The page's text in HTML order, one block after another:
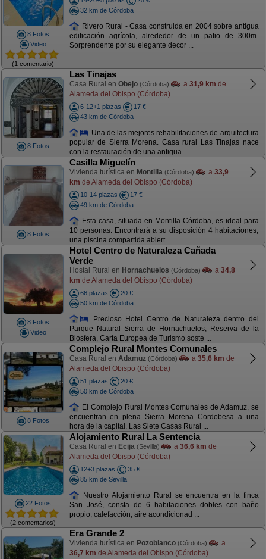
8 Fotos
Video
(1 comentario)
32 km de Córdoba
Rivero Rural - Casa construida en 2004 sobre antigua
edificación agrícola, alrededor de un patio de 300m.
Sorprendente por su elegante decor ...
8 Fotos
Las Tinajas
Casa Rural en Obejo (Córdoba) a 31,9 km de
Alameda del Obispo (Córdoba)
6-12+1 plazas
17 €
43 km de Córdoba
Una de las mejores rehabilitaciones de arquitectura
popular de Sierra Morena. Casa rural Las Tinajas nace
con la restauración de una antigua ...
8 Fotos
Casilla Miguelín
Vivienda turística en Montilla (Córdoba) a 33,9
km de Alameda del Obispo (Córdoba)
10-14 plazas
17 €
49 km de Córdoba
Esta casa, situada en Montilla-Córdoba, es ideal para
10 personas. Encontrará a su disposición 4 habitaciones,
una piscina compartida abiert ...
8 Fotos
Video
Hotel Centro de Naturaleza Cañada
Verde
Hostal Rural en Hornachuelos (Córdoba) a 34,8
km de Alameda del Obispo (Córdoba)
66 plazas
20 €
50 km de Córdoba
Precioso Hotel Centro de Naturaleza dentro del
Parque Natural Sierra de Hornachuelos, Reserva de la
Biosfera, Carta Europea de Turismo soste ...
8 Fotos
Complejo Rural Montes Comunales
Casa Rural en Adamuz (Córdoba) a 35,6 km de
Alameda del Obispo (Córdoba)
51 plazas
20 €
50 km de Córdoba
El Complejo Rural Montes Comunales de Adamuz, se
encuentran en plena Sierra Morena Cordobesa a una
hora de la capital. Las Siete Casas Rural ...
22 Fotos
(2 comentarios)
Alojamiento Rural La Sentencia
Casa Rural en Ecija (Sevilla) a 36,6 km de
Alameda del Obispo (Córdoba)
12+3 plazas
35 €
85 km de Sevilla
Nuestro Alojamiento Rural se encuentra en la finca
San José, consta de 6 habitaciones dobles con baño
propio, calefacción, aire acondicionad ...
Era Grande 2
Vivienda turística en Pozoblanco (Córdoba)
a
36,7 km de Alameda del Obispo (Córdoba)